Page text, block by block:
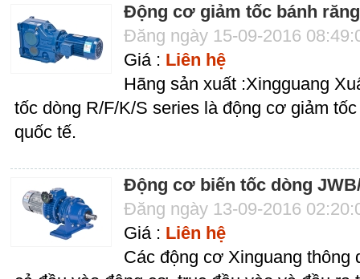
Động cơ giảm tốc bánh
Đăng ngày 15-09-2016
Giá : Liên hệ
Hãng sản xuất :Xingguang
tốc dòng R/F/K/S series là động cơ giảm
quốc tế.
Động cơ biến tốc dòng
Đăng ngày 13-09-2016
Giá : Liên hệ
Các động cơ Xinguang thông